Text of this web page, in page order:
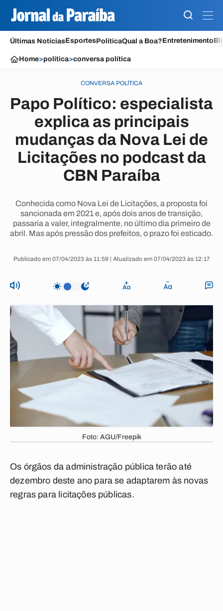
Últimas NotíciasEsportesPolíticaQual a Boa?Entretenimento
Home>política>conversa política
CONVERSA POLÍTICA
Papo Político: especialista
explica as principais
mudanças da Nova Lei de
Licitações no podcast da
CBN Paraíba
Conhecida como Nova Lei de Licitações, a proposta foi
sancionada em 2021 e, após dois anos de transição,
passaria a valer, integralmente, no último dia primeiro de
abril. Mas após pressão dos prefeitos, o prazo foi esticado.
Publicado em 07/04/2023 às 11:59 | Atualizado em 07/04/2023 às 12:17
Foto: AGU/Freepik
Os órgãos da administração pública terão até
dezembro deste ano para se adaptarem às novas
regras para licitações públicas.